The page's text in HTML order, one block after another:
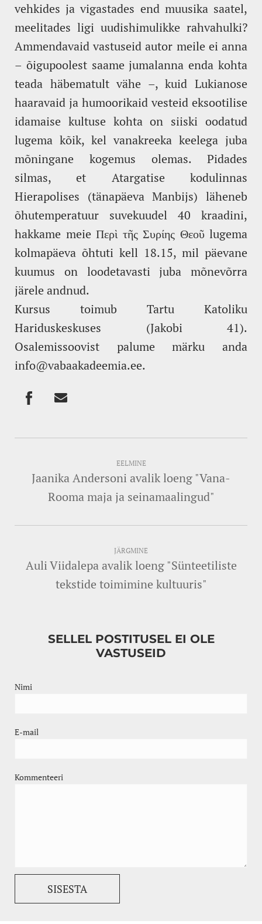
vehkides ja vigastades end muusika saatel,
meelitades ligi uudishimulikke rahvahulki?
Ammendavaid vastuseid autor meile ei anna
– õigupoolest saame jumalanna enda kohta
teada häbematult vähe –, kuid Lukianose
haaravaid ja humoorikaid vesteid eksootilise
idamaise kultuse kohta on siiski oodatud
lugema kõik, kel vanakreeka keelega juba
mõningane kogemus olemas. Pidades
silmas, et Atargatise kodulinnas
Hierapolises (tänapäeva Manbijs) läheneb
õhutemperatuur suvekuudel 40 kraadini,
hakkame meie Περὶ τῆς Συρίης Θεοῦ lugema
kolmapäeva õhtuti kell 18.15, mil päevane
kuumus on loodetavasti juba mõnevõrra
järele andnud.
Kursus toimub Tartu Katoliku
Hariduskeskuses (Jakobi 41).
Osalemissoovist palume märku anda
info@vabaakadeemia.ee.
EELMINE
Jaanika Andersoni avalik loeng "Vana-
Rooma maja ja seinamaalingud"
JÄRGMINE
Auli Viidalepa avalik loeng "Sünteetiliste
tekstide toimimine kultuuris"
SELLEL POSTITUSEL EI OLE
VASTUSEID
Nimi
E-mail
Kommenteeri